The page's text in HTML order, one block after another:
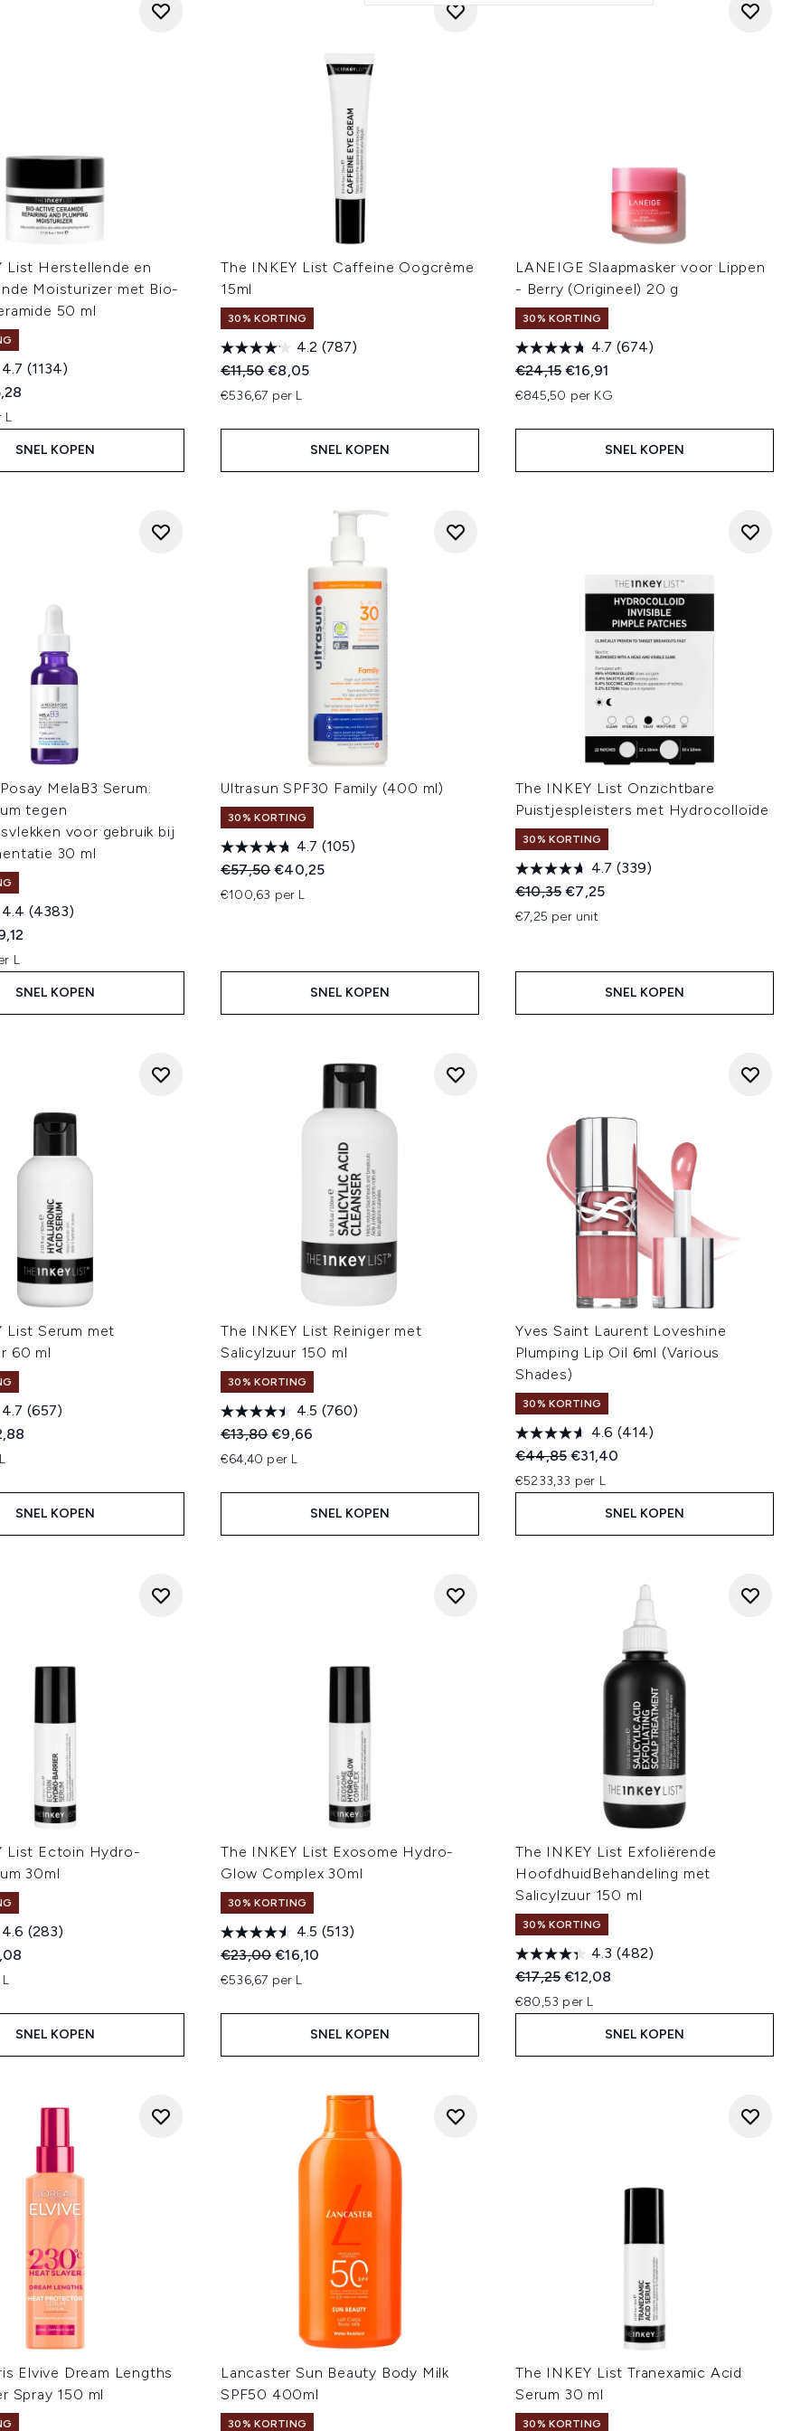
List Herstellende en
Moisturizer met Bio-
50 ml
4.7 (1134)
Retail Price:
prijs:
L
SNEL KOPEN
The INKEY List Caffeine Oogcrème
15ml
30% KORTING
4.2 (787)
Recommended Retail Price:
€11,50Huidige prijs:
€8,05
€536,67 per L
SNEL KOPEN
LANEIGE Slaapmasker voor Lippen
- Berry (Origineel) 20 g
30% KORTING
4.7 (674)
Recommended Retail Price:
€24,15Huidige prijs:
€16,91
€845,50 per KG
SNEL KOPEN
MelaB3 Serum:
tegen
voor gebruik bij
30 ml
4.4 (4383)
Retail Price:
prijs:
L
SNEL KOPEN
Ultrasun SPF30 Family (400 ml)
30% KORTING
4.7 (105)
Recommended Retail Price:
€57,50Huidige prijs:
€40,25
€100,63 per L
SNEL KOPEN
The INKEY List Onzichtbare
Puistjespleisters met Hydrocolloïde
30% KORTING
4.7 (339)
Recommended Retail Price:
€10,35Huidige prijs:
€7,25
€7,25 per unit
SNEL KOPEN
List Serum met
60 ml
4.7 (657)
Retail Price:
prijs:
SNEL KOPEN
The INKEY List Reiniger met
Salicylzuur 150 ml
30% KORTING
4.5 (760)
Recommended Retail Price:
€13,80Huidige prijs:
€9,66
€64,40 per L
SNEL KOPEN
Yves Saint Laurent Loveshine
Plumping Lip Oil 6ml (Various
Shades)
30% KORTING
4.6 (414)
Recommended Retail Price:
€44,85Huidige prijs:
€31,40
€5233,33 per L
SNEL KOPEN
List Ectoin Hydro-
30ml
4.6 (283)
Retail Price:
prijs:
SNEL KOPEN
The INKEY List Exosome Hydro-
Glow Complex 30ml
30% KORTING
4.5 (513)
Recommended Retail Price:
€23,00Huidige prijs:
€16,10
€536,67 per L
SNEL KOPEN
The INKEY List Exfoliërende
HoofdhuidBehandeling met
Salicylzuur 150 ml
30% KORTING
4.3 (482)
Recommended Retail Price:
€17,25Huidige prijs:
€12,08
€80,53 per L
SNEL KOPEN
Elvive Dream Lengths
Spray 150 ml
Lancaster Sun Beauty Body Milk
SPF50 400ml
30% KORTING
The INKEY List Tranexamic Acid
Serum 30 ml
30% KORTING